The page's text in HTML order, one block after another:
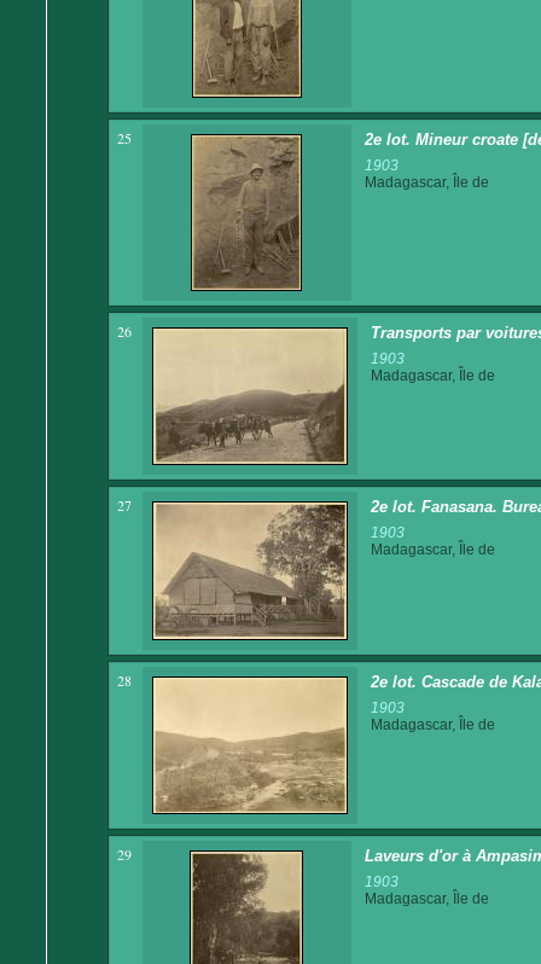
25 2e lot. Mineur croate
1903
Madagascar, Île de
26 Transports par
1903
Madagascar, Île de
27 2e lot. Fanasana.
1903
Madagascar, Île de
28 2e lot. Cascade de
1903
Madagascar, Île de
29 Laveurs d'or à
1903
Madagascar, Île de